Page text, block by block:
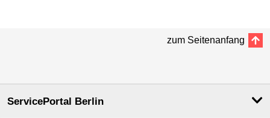
zum Seitenanfang
ServicePortal Berlin